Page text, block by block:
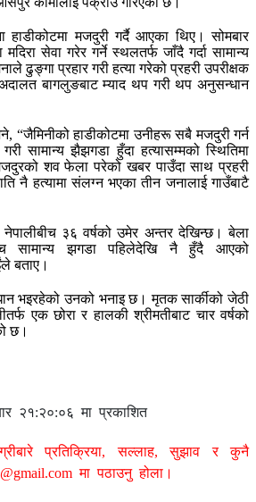
हाडीकोटमा मजदुरी गर्दै आएका थिए। सोमबार
मदिरा सेवा गरेर गर्ने स्थलतर्फ जाँदै गर्दा सामान्य
ढुङ्गा प्रहार गरी हत्या गरेको प्रहरी उपरीक्षक
बागलुङबाट म्याद थप गरी थप अनुसन्धान
“जैमिनीको हाडीकोटमा उनीहरू सबै मजदुरी गर्न
सामान्य झैझगडा हुँदा हत्यासम्मको स्थितिमा
शव फेला परेको खबर पाउँदा साथ प्रहरी
नै हत्यामा संलग्न भएका तीन जनालाई गाउँबाटै
३६ वर्षको उमेर अन्तर देखिन्छ। बेला
सामान्य झगडा पहिलेदेखि नै हुँदै आएको
बताए।
भइरहेको उनको भनाइ छ। मृतक सार्कीको जेठी
एक छोरा र हालकी श्रीमतीबाट चार वर्षको
छ।
२१:२०:०६ मा प्रकाशित
प्रतिक्रिया, सल्लाह, सुझाव र कुनै
मा पठाउनु होला।